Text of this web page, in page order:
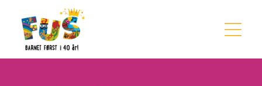
Hopp til innhold